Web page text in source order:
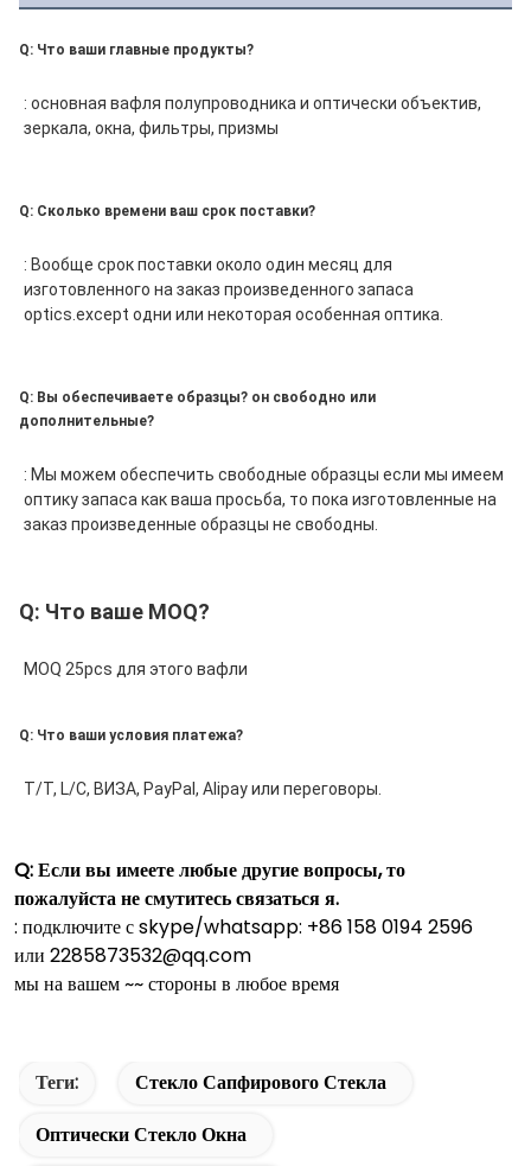
Q: Что ваши главные продукты?
: основная вафля полупроводника и оптически объектив,
зеркала, окна, фильтры, призмы
Q: Сколько времени ваш срок поставки?
: Вообще срок поставки около один месяц для
изготовленного на заказ произведенного запаса
optics.except одни или некоторая особенная оптика.
Q: Вы обеспечиваете образцы? он свободно или
дополнительные?
: Мы можем обеспечить свободные образцы если мы имеем
оптику запаса как ваша просьба, то пока изготовленные на
заказ произведенные образцы не свободны.
Q: Что ваше MOQ?
MOQ 25pcs для этого вафли
Q: Что ваши условия платежа?
T/T, L/C, ВИЗА, PayPal, Alipay или переговоры.
Q: Если вы имеете любые другие вопросы, то
пожалуйста не смутитесь связаться я.
: подключите с skype/whatsapp: +86 158 0194 2596
или 2285873532@qq.com
мы на вашем ~~ стороны в любое время
Теги:
Стекло Сапфирового Стекла
Оптически Стекло Окна